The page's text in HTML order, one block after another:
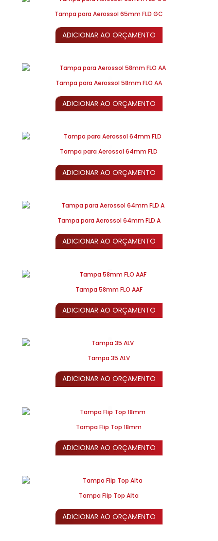
Tampa para Aerossol 65mm FLD GC
ADICIONAR AO ORÇAMENTO
Tampa para Aerossol 58mm FLO AA
ADICIONAR AO ORÇAMENTO
Tampa para Aerossol 64mm FLD
ADICIONAR AO ORÇAMENTO
Tampa para Aerossol 64mm FLD A
ADICIONAR AO ORÇAMENTO
Tampa 58mm FLO AAF
ADICIONAR AO ORÇAMENTO
Tampa 35 ALV
ADICIONAR AO ORÇAMENTO
Tampa Flip Top 18mm
ADICIONAR AO ORÇAMENTO
Tampa Flip Top Alta
ADICIONAR AO ORÇAMENTO